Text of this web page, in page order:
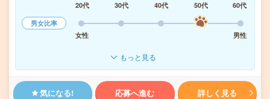
20代
30代 40代 50代
60代
男女比率
女性
男性
もっと見る
気になる! 応募へ進む 詳しく見る